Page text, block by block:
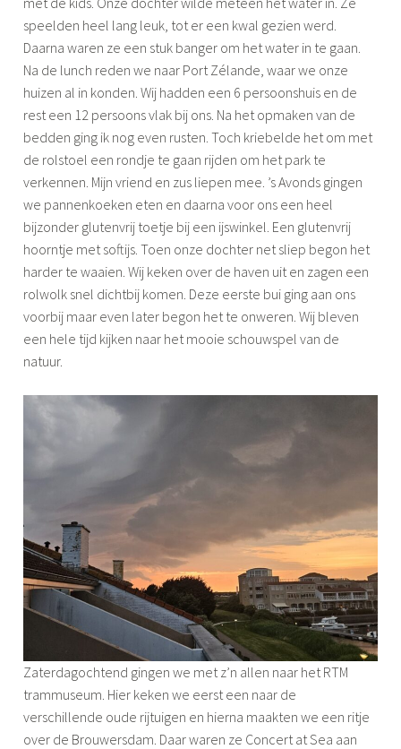
o
o
g
s
p
p
r
speelden heel lang leuk, tot er een kwal gezien werd.
Daarna waren ze een stuk banger om het water in te gaan.
Na de lunch reden we naar Port Zélande, waar we onze
huizen al in konden. Wij hadden een 6 persoonshuis en de
rest een 12 persoons vlak bij ons. Na het opmaken van de
bedden ging ik nog even rusten. Toch kriebelde het om met
de rolstoel een rondje te gaan rijden om het park te
verkennen. Mijn vriend en zus liepen mee. ’s Avonds gingen
we pannenkoeken eten en daarna voor ons een heel
bijzonder glutenvrij toetje bij een ijswinkel. Een glutenvrij
hoorntje met softijs. Toen onze dochter net sliep begon het
harder te waaien. Wij keken over de haven uit en zagen een
rolwolk snel dichtbij komen. Deze eerste bui ging aan ons
voorbij maar even later begon het te onweren. Wij bleven
een hele tijd kijken naar het mooie schouwspel van de
natuur.
Zaterdagochtend gingen we met z’n allen naar het RTM
trammuseum. Hier keken we eerst een naar de
verschillende oude rijtuigen en hierna maakten we een ritje
over de Brouwersdam. Daar waren ze Concert at Sea aan